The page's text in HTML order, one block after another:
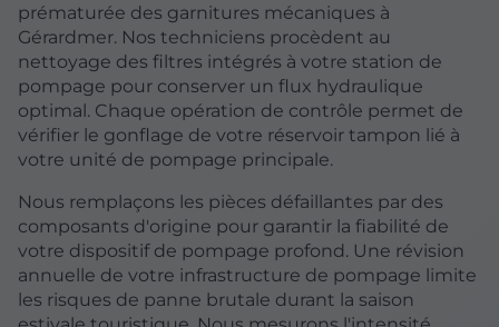
prématurée des garnitures mécaniques à
Gérardmer. Nos techniciens procèdent au
nettoyage des filtres intégrés à votre station de
pompage pour conserver un flux hydraulique
optimal. Chaque opération de contrôle permet de
vérifier le gonflage de votre réservoir tampon lié à
votre unité de pompage principale.
Nous remplaçons les pièces défaillantes par des
composants d'origine pour garantir la fiabilité de
votre dispositif de pompage profond. Une révision
annuelle de votre infrastructure de pompage limite
les risques de panne brutale durant la saison